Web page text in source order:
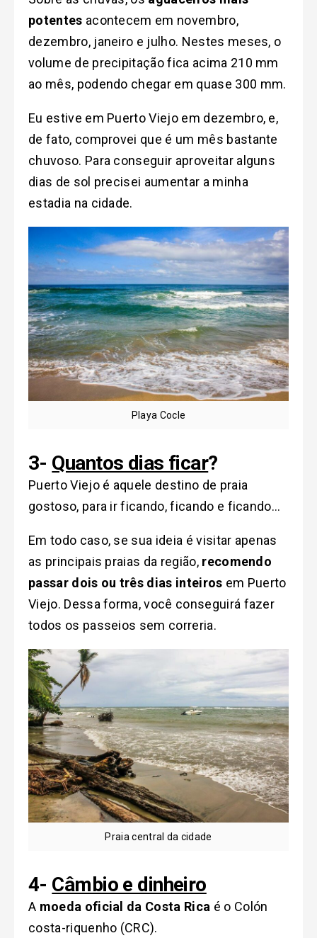
potentes acontecem em novembro,
dezembro, janeiro e julho. Nestes meses, o
volume de precipitação fica acima 210 mm
ao mês, podendo chegar em quase 300 mm.
Eu estive em Puerto Viejo em dezembro, e,
de fato, comprovei que é um mês bastante
chuvoso. Para conseguir aproveitar alguns
dias de sol precisei aumentar a minha
estadia na cidade.
Playa Cocle
3- Quantos dias ficar?
Puerto Viejo é aquele destino de praia
gostoso, para ir ficando, ficando e ficando…
Em todo caso, se sua ideia é visitar apenas
as principais praias da região, recomendo
passar dois ou três dias inteiros em Puerto
Viejo. Dessa forma, você conseguirá fazer
todos os passeios sem correria.
Praia central da cidade
4- Câmbio e dinheiro
A moeda oficial da Costa Rica é o Colón
costa-riquenho (CRC).